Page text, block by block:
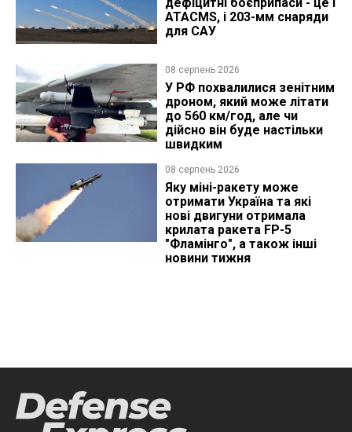
ATACMS, і 203-мм снаряди
для САУ
08 серпень 2026
У РФ похвалилися зенітним
дроном, який може літати
до 560 км/год, але чи
дійсно він буде настільки
швидким
08 серпень 2026
Яку міні-ракету може
отримати Україна та які
нові двигуни отримала
крилата ракета FP-5
"Фламінго", а також інші
новини тижня